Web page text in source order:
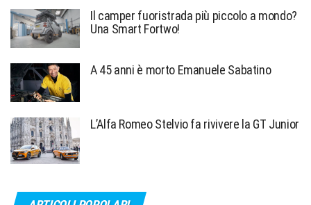
Il camper fuoristrada più piccolo a mondo?
Una Smart Fortwo!
A 45 anni è morto Emanuele Sabatino
L’Alfa Romeo Stelvio fa rivivere la GT Junior